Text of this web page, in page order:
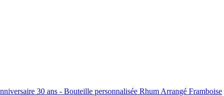
30 ans - Bouteille personnalisée Rhum Arrangé Framboise